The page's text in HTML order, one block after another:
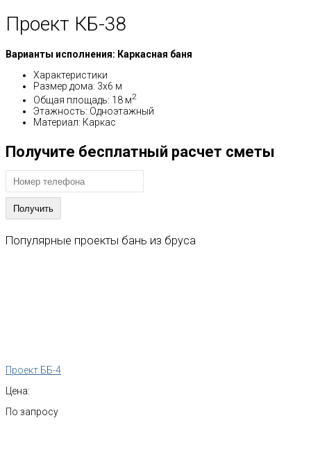
Проект КБ-38
Варианты исполнения: Каркасная баня
Характеристики
Размер дома: 3х6 м
Общая площадь: 18 м2
Этажность: Одноэтажный
Материал: Каркас
Получите бесплатный расчет сметы
Популярные проекты бань из бруса
Проект ББ-4
Цена:
По запросу